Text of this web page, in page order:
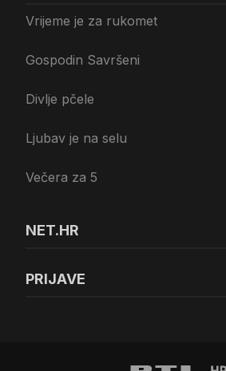
Vrijeme je za rukomet
Gospodin Savršeni
Divlje pčele
Ljubav je na selu
Večera za 5
NET.HR
PRIJAVE